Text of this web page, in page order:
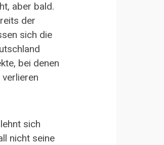
aber bald.
der
sich die
bei denen
sich
nicht seine